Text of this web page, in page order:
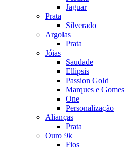
Jaguar
Prata
Silverado
Argolas
Prata
Jóias
Saudade
Ellipsis
Passion Gold
Marques e Gomes
One
Personalização
Alianças
Prata
Ouro 9k
Fios